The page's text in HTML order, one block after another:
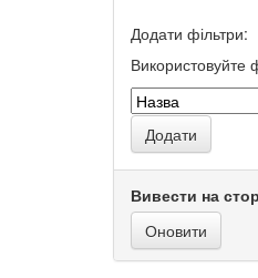
Додати фільтри:
Використовуйте
Вивести на